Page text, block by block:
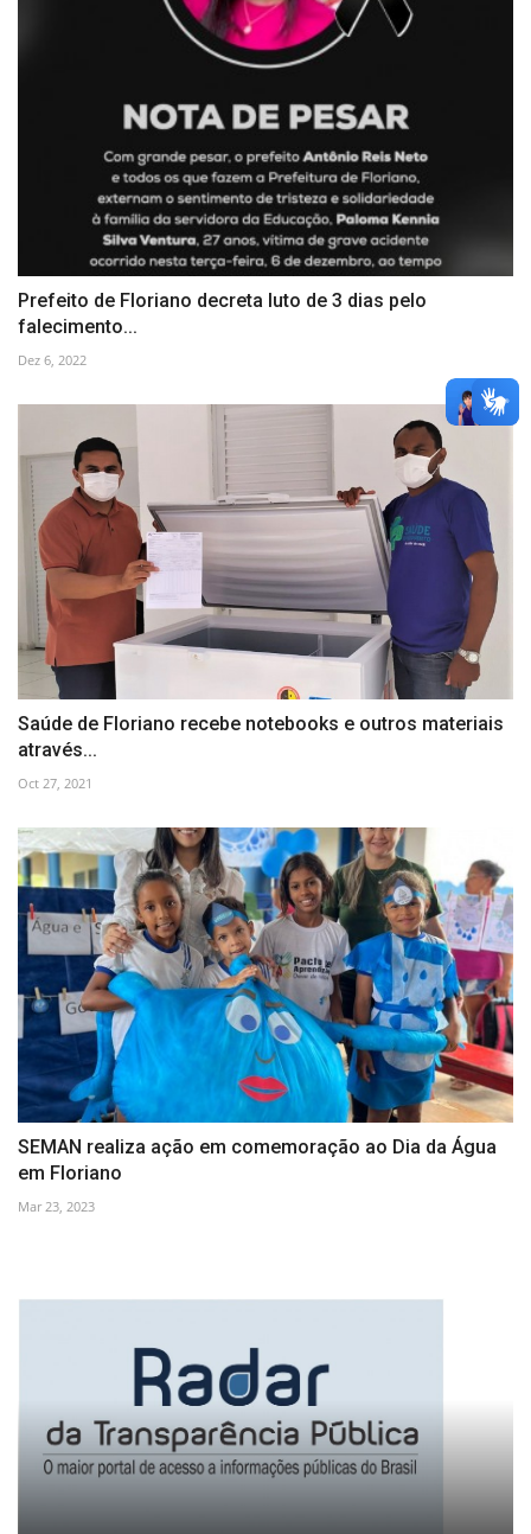
Prefeito de Floriano decreta luto de 3 dias pelo
falecimento...
Dez 6, 2022
Saúde de Floriano recebe notebooks e outros materiais
através...
Oct 27, 2021
SEMAN realiza ação em comemoração ao Dia da Água
em Floriano
Mar 23, 2023